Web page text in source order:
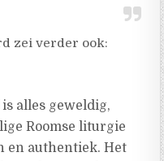
zei verder ook:
alles geweldig,
Roomse liturgie
en authentiek. Het